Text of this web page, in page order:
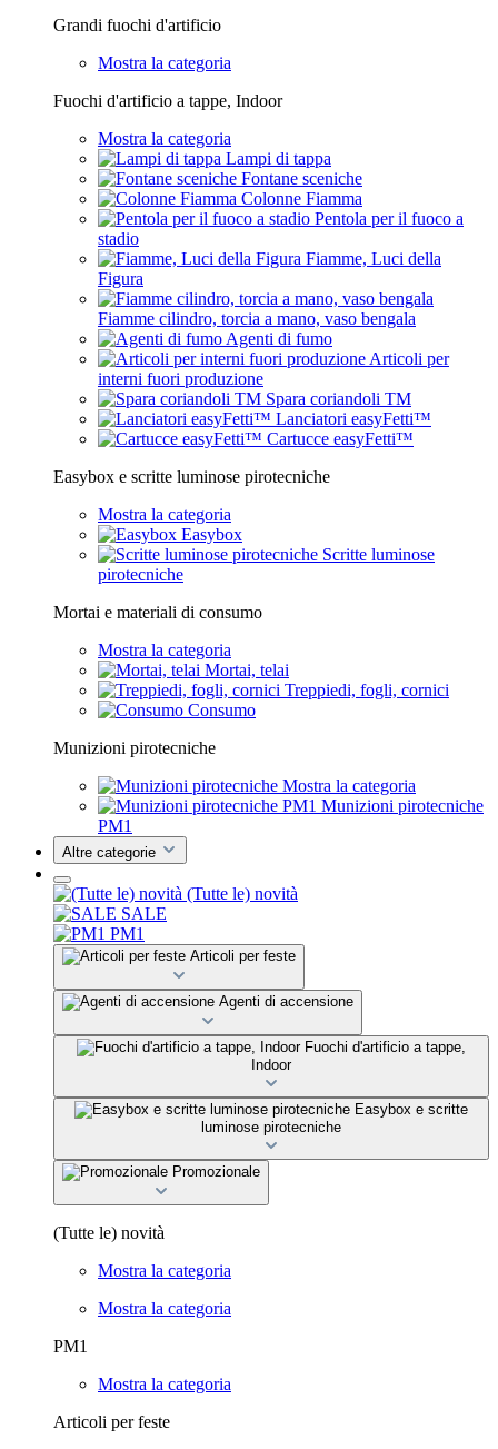
Grandi fuochi d'artificio
Mostra la categoria
Fuochi d'artificio a tappe, Indoor
Mostra la categoria
Lampi di tappa
Fontane sceniche
Colonne Fiamma
Pentola per il fuoco a
stadio
Fiamme, Luci della
Figura
Fiamme cilindro, torcia a mano, vaso bengala
Agenti di fumo
Articoli per
interni fuori produzione
Spara coriandoli TM
Lanciatori easyFetti™
Cartucce easyFetti™
Easybox e scritte luminose pirotecniche
Mostra la categoria
Easybox
Scritte luminose
pirotecniche
Mortai e materiali di consumo
Mostra la categoria
Mortai, telai
Treppiedi, fogli, cornici
Consumo
Munizioni pirotecniche
Mostra la categoria
Munizioni pirotecniche
PM1
Altre categorie
(Tutte le) novità
SALE
PM1
Articoli per feste
Agenti di accensione
Fuochi d'artificio a tappe,
Indoor
Easybox e scritte
luminose pirotecniche
Promozionale
(Tutte le) novità
Mostra la categoria
Mostra la categoria
PM1
Mostra la categoria
Articoli per feste